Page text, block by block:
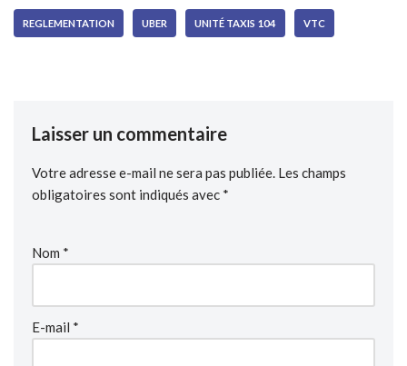
REGLEMENTATION UBER UNITÉ TAXIS 104 VTC
Laisser un commentaire
Votre adresse e-mail ne sera pas publiée. Les champs
obligatoires sont indiqués avec *
Nom *
E-mail *